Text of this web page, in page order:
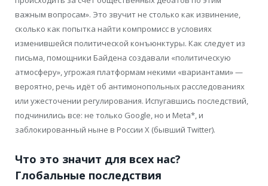
важным вопросам». Это звучит не столько как извинение,
сколько как попытка найти компромисс в условиях
изменившейся политической конъюнктуры. Как следует из
письма, помощники Байдена создавали «политическую
атмосферу», угрожая платформам некими «вариантами» —
вероятно, речь идёт об антимонопольных расследованиях
или ужесточении регулирования. Испугавшись последствий,
подчинились все: не только Google, но и Meta*, и
заблокированный ныне в России X (бывший Twitter).
Что это значит для всех нас?
Глобальные последствия